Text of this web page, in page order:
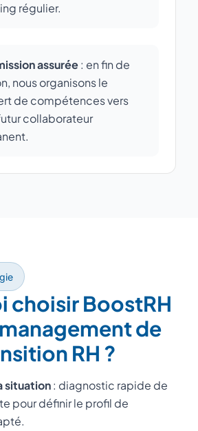
régulier.
assurée: en fin de
nous organisons le
de compétences vers
collaborateur
choisir BoostRH
de
RH ?
situation: diagnostic rapide de
pour définir le profil de